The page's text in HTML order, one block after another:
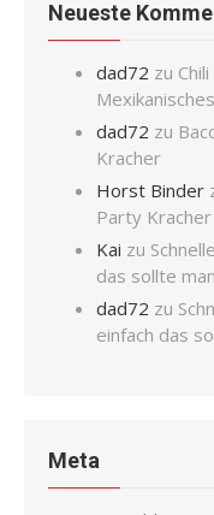
Neueste
dad72 zu
dad72 zu
Kracher
Horst Binder
Party Kracher
Kai zu
das sollte
dad72 zu
einfach das
Meta